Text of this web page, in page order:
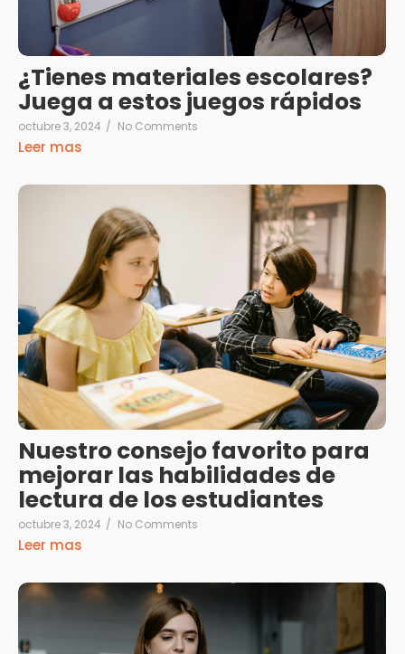
¿Tienes materiales escolares?
Juega a estos juegos rápidos
octubre 3, 2024 / No Comments
Leer mas
Nuestro consejo favorito para
mejorar las habilidades de
lectura de los estudiantes
octubre 3, 2024 / No Comments
Leer mas